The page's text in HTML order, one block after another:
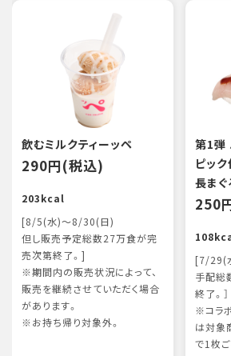
飲むミルクティーッペ
290円(税込)
203kcal
[8/5(水)～8/30(日)
但し販売予定総数27万食が完
売次第終了。]
※期間内の販売状況によって、
販売を継続させていただく場合
があります。
※お持ち帰り対象外。
第1弾
ピッ
長ま
250
[7/29(
手配総
終了。］
※コラ
は対象
で1枚